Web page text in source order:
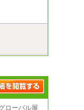
ローバル展